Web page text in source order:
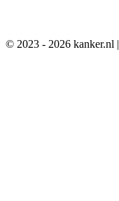
© 2023 - 2026 kanker.nl |